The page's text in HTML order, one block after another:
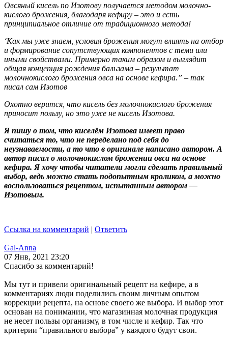
Овсяный кисель по Изотову получается методом молочно-
кислого брожения, благодаря кефиру – это и есть
принципиальное отличие от традиционного метода!
‘Как мы уже знаем, условия брожения могут влиять на отбор
и формирование сопутствующих компонентов с теми или
иными свойствами. Примерно таким образом и выглядит
общая концепция рождения бальзама – результат
молочнокислого брожения овса на основе кефира.” – так
писал сам Изотов
Охотно верится, что кисель без молочнокислого брожения
приносит пользу, но это уже не кисель Изотова.
Я пишу о том, что киселём Изотова имеет право
считаться то, что не переделано под себя до
неузнаваемости, а то что в оригинале написано автором. А
автор писал о молочнокислом брожении овса на основе
кефира. Я хочу чтобы читатели могли сделать правильный
выбор, ведь можно стать подопытным кроликом, а можно
воспользоваться рецептом, испытанным автором —
Изотовым.
Ссылка на комментарий | Ответить
Gal-Anna
07 Янв, 2021 23:20
Спасибо за комментарий!
Мы тут и привели оригинальный рецепт на кефире, а в
комментариях люди поделились своим личным опытом
коррекции рецепта, на основе своего же выбора. И выбор этот
основан на понимании, что магазинная молочная продукция
не несет пользы организму, в том числе и кефир. Так что
критерии “правильного выбора” у каждого будут свои.